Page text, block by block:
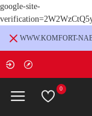
google-site-
WWW.KOMFORT-
0